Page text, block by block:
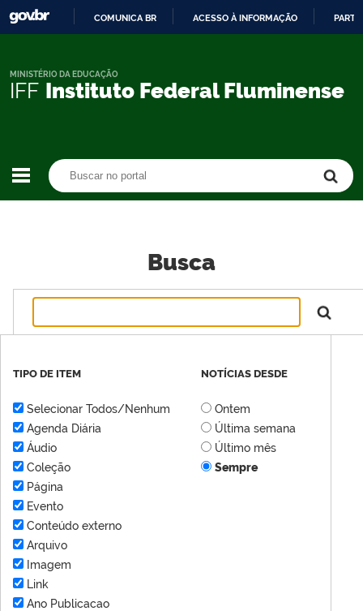
CONTEÚDO
COMUNICA BR ACESSO À INFORMAÇÃO
IFF Instituto Federal Fluminense
MINISTÉRIO DA EDUCAÇÃO
Busca
TIPO DE ITEM
Selecionar Todos/Nenhum
Agenda Diária
Áudio
Coleção
Página
Evento
Conteúdo externo
Arquivo
Imagem
Link
Ano Publicacao
NOTÍCIAS DESDE
Ontem
Última semana
Último mês
Sempre